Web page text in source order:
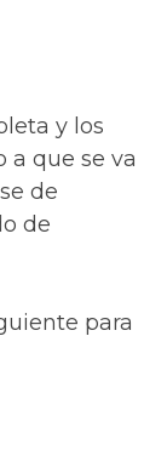
y los
a que se va
de
de
para